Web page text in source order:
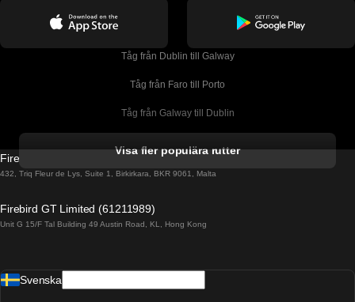
Tåg från Dublin till Galway
Tåg från Faro till Porto
Tåg från Galway till Dublin
Tåg från Porto till Faro
Tåg från Barcelona till Madrid
Visa fler populära rutter
Firebird GT Limited (OC 1451)
432, Triq Fleur de Lys, Suite 1, Birkirkara, BKR 9061, Malta
Firebird GT Limited (61211989)
Unit G 15/F Tal Building 49 Austin Road, KL, Hong Kong
Svenska